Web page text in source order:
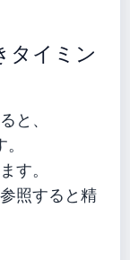
タイミン
と、
す。
照すると精